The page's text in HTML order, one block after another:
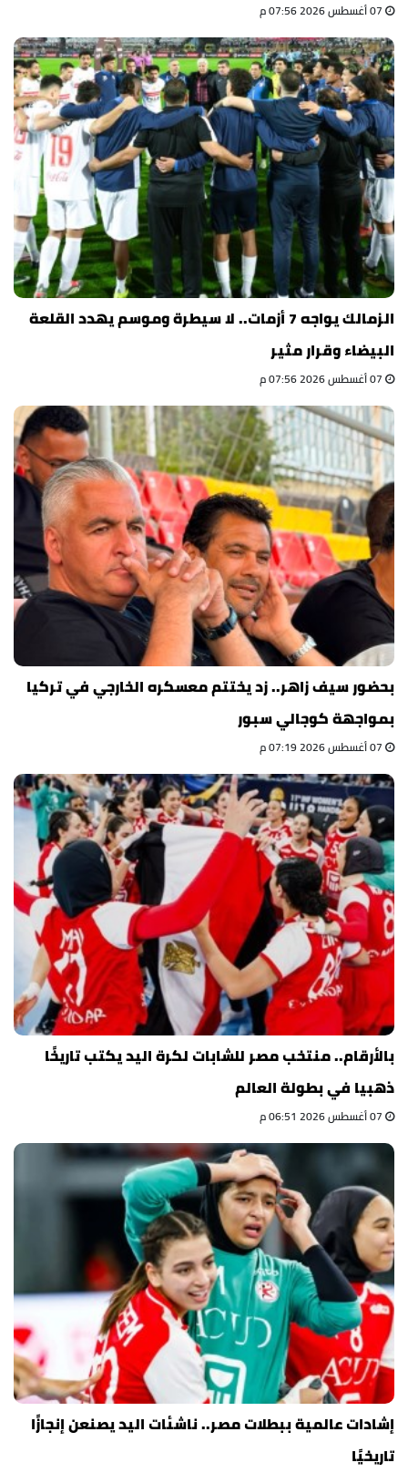
الزمالك يواجه 7 أزمات.. لا سيطرة وموسم يهدد القلعة
البيضاء وقرار مثير
بحضور سيف زاهر.. زد يختتم معسكره الخارجي في تركيا
بمواجهة كوجالي سبور
بالأرقام.. منتخب مصر للشابات لكرة اليد يكتب تاريخًا
ذهبيا في بطولة العالم
إشادات عالمية ببطلات مصر.. ناشئات اليد يصنعن إنجازًا
تاريخيًا